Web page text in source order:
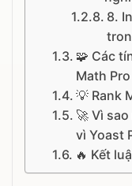
8.
🧩 Các
Math Pro
💡 Rank
🚀 Vì
vì Yoast
🔥 Kết